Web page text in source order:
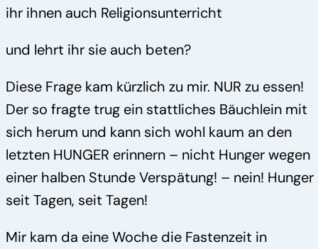
ihr ihnen auch Religionsunterricht
und lehrt ihr sie auch beten?
Diese Frage kam kürzlich zu mir. NUR zu essen!
Der so fragte trug ein stattliches Bäuchlein mit
sich herum und kann sich wohl kaum an den
letzten HUNGER erinnern – nicht Hunger wegen
einer halben Stunde Verspätung! – nein! Hunger
seit Tagen, seit Tagen!
Mir kam da eine Woche die Fastenzeit in